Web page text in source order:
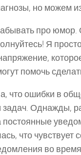
но можем
про
Я
помочь
что ошибки в
Однажды,
постоянные
что
во